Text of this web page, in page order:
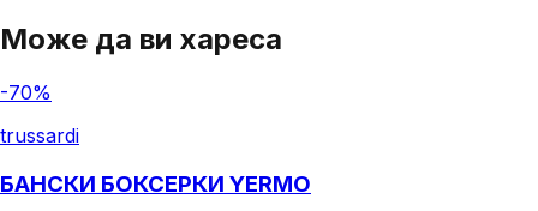
Може да ви хареса
-70%
trussardi
БАНСКИ БОКСЕРКИ YERMO